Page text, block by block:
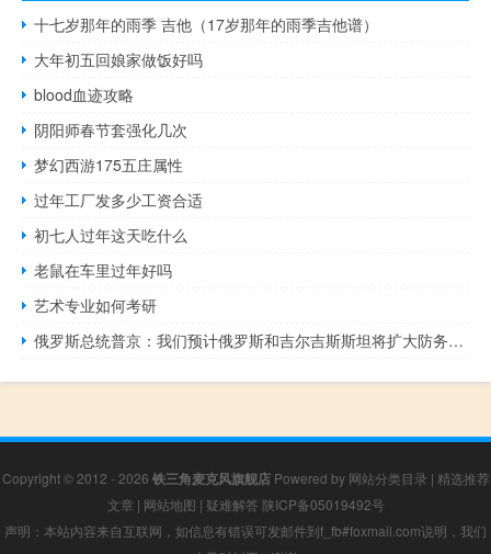
十七岁那年的雨季 吉他（17岁那年的雨季吉他谱）
大年初五回娘家做饭好吗
blood血迹攻略
阴阳师春节套强化几次
梦幻西游175五庄属性
过年工厂发多少工资合适
初七人过年这天吃什么
老鼠在车里过年好吗
艺术专业如何考研
俄罗斯总统普京：我们预计俄罗斯和吉尔吉斯斯坦将扩大防务合作
Copyright © 2012 - 2026 铁三角麦克风旗舰店Powered by 网站分类目录 | 精选推荐
文章 | 网站地图 | 疑难解答 陕ICP备05019492号
声明：本站内容来自互联网，如信息有错误可发邮件到f_fb#foxmail.com说明，我们